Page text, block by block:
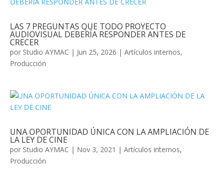
LAS 7 PREGUNTAS QUE TODO PROYECTO
AUDIOVISUAL DEBERÍA RESPONDER ANTES DE
CRECER
por Studio AYMAC | Jun 25, 2026 | Artículos internos,
Producción
UNA OPORTUNIDAD ÚNICA CON LA AMPLIACIÓN DE
LA LEY DE CINE
por Studio AYMAC | Nov 3, 2021 | Artículos internos,
Producción